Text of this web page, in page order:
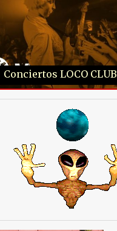
Conciertos LOCO CLUB